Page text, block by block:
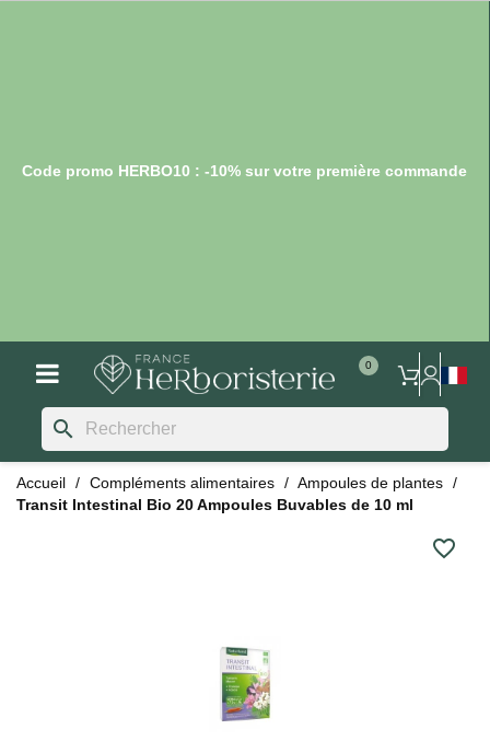
Code promo HERBO10 : -10% sur votre première commande
search
Accueil Compléments alimentaires
Ampoules de plantes
Transit Intestinal Bio 20 Ampoules Buvables de 10 ml
favorite_border